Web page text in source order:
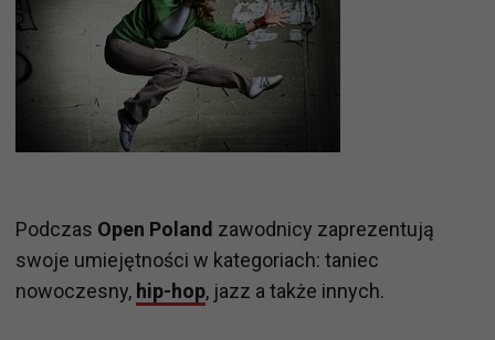
Podczas Open Poland zawodnicy zaprezentują
swoje umiejętności w kategoriach: taniec
nowoczesny, hip-hop, jazz a także innych.